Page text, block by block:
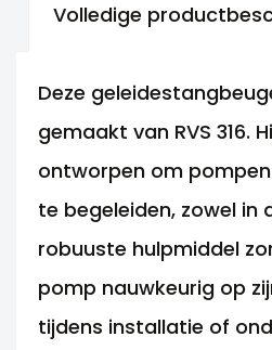
Volledige
Deze
gemaakt van RVS 316.
ontworpen om
te begeleiden, zowel in
robuuste hulpmiddel
pomp nauwkeurig op
tijdens installatie of